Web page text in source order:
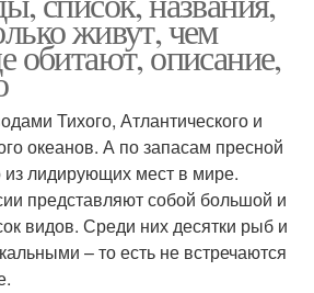
живут, чем
обитают, описание,
Тихого, Атлантического и
океанов. А по запасам пресной
лидирующих мест в мире.
представляют собой большой и
видов. Среди них десятки рыб и
– то есть не встречаются